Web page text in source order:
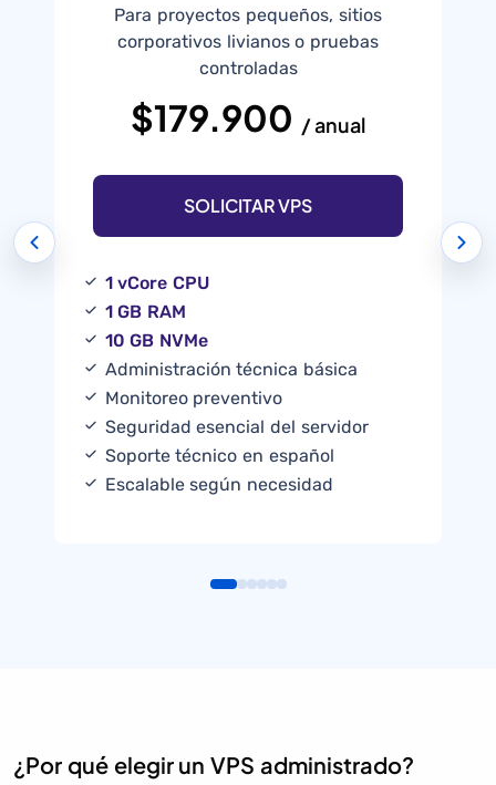
Para proyectos pequeños, sitios
corporativos livianos o pruebas
controladas
$179.900 / anual
SOLICITAR VPS
1 vCore CPU
1 GB RAM
10 GB NVMe
Administración técnica básica
Monitoreo preventivo
Seguridad esencial del servidor
Soporte técnico en español
Escalable según necesidad
¿Por qué elegir un VPS administrado?